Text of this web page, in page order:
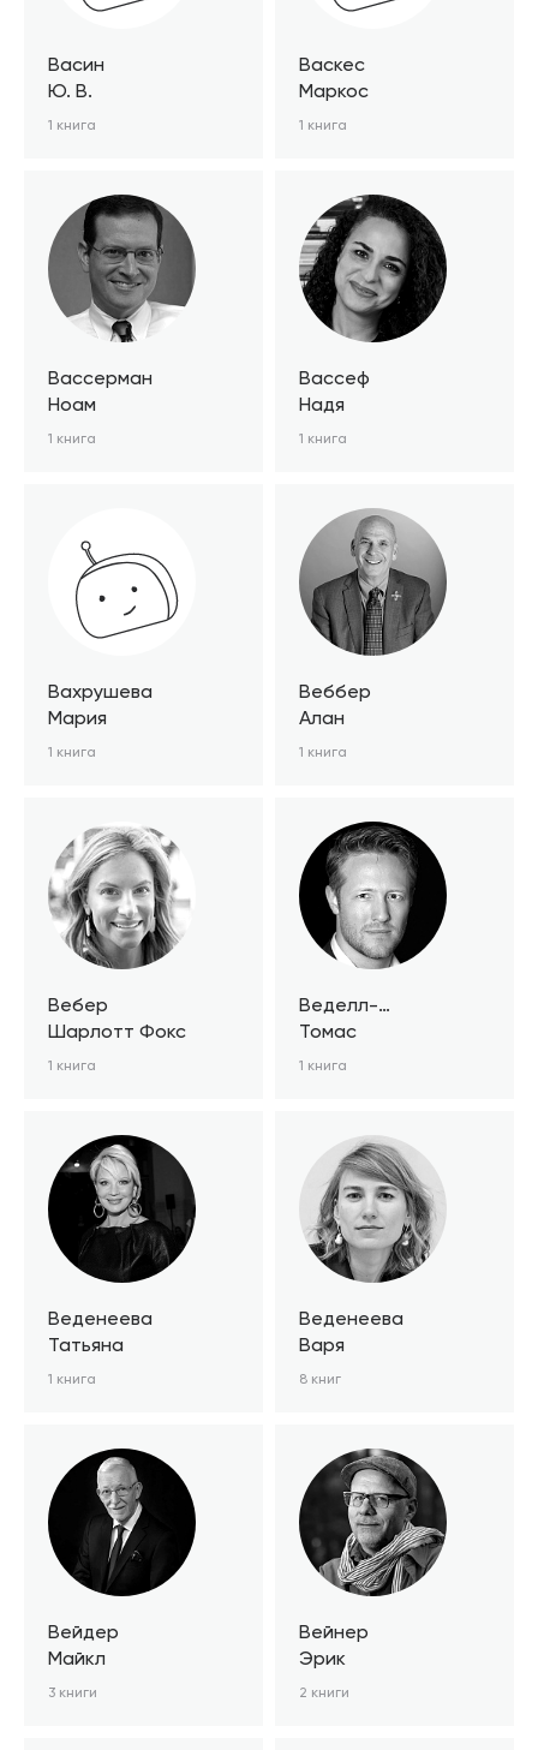
Васин
Ю. В.
1 книга
Васкес
Маркос
1 книга
Вассерман
Ноам
1 книга
Вассеф
Надя
1 книга
Вахрушева
Мария
1 книга
Веббер
Алан
1 книга
Вебер
Шарлотт Фокс
1 книга
Веделл-
Веделлсборг
Томас
1 книга
Веденеева
Татьяна
1 книга
Веденеева
Варя
8 книг
Вейдер
Майкл
3 книги
Вейнер
Эрик
2 книги